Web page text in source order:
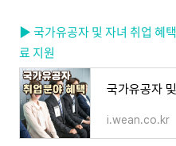
▶ 국가유공자 및 자녀 취업 혜
료 지원
i.wean.co.kr